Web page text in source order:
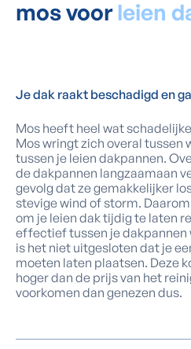
mos voorleien
Je dak raakt beschadigd en
Mos heeft heel wat
Mos wringt zich overal tussen
tussen je leien dakpannen.
de dakpannen langzaamaan
gevolg dat ze gemakkelijker
stevige wind of storm.
om je leien dak tijdig te laten
effectief tussen je dakpannen
is het niet uitgesloten dat je
moeten laten plaatsen. Deze
hoger dan de prijs van het
voorkomen dan genezen dus.